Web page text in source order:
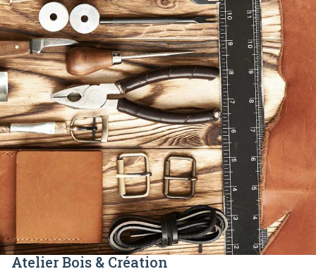
Atelier Bois & Création